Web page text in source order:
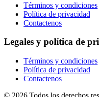
Términos y condiciones
Política de privacidad
Contactenos
Legales y política de
Términos y condiciones
Política de privacidad
Contactenos
© 2026 Todos los derechos